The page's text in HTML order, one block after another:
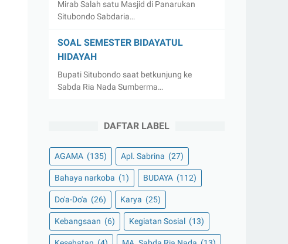
Mirab Salah satu Masjid di Panarukan
Situbondo Sabdaria…
SOAL SEMESTER BIDAYATUL
HIDAYAH
Bupati Situbondo saat betkunjung ke
Sabda Ria Nada Sumberma…
DAFTAR LABEL
AGAMA (135) Apl. Sabrina (27)
Bahaya narkoba (1) BUDAYA (112)
Do'a-Do'a (26) Karya (25)
Kebangsaan (6) Kegiatan Sosial (13)